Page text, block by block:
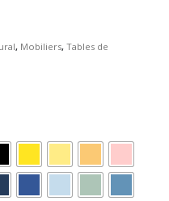
, Mobiliers, Tables de